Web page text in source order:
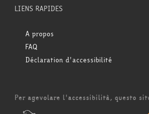
LIENS RAPIDES
A propos
FAQ
Déclaration d'accessibilité
Per agevolare l'accessibilità, questo